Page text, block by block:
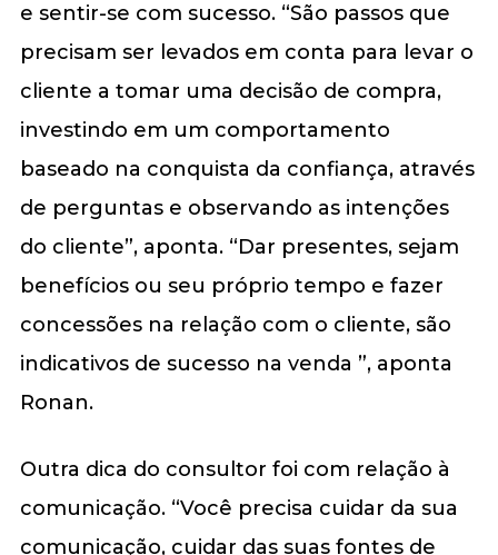
e sentir-se com sucesso. “São passos que
precisam ser levados em conta para levar o
cliente a tomar uma decisão de compra,
investindo em um comportamento
baseado na conquista da confiança, através
de perguntas e observando as intenções
do cliente”, aponta. “Dar presentes, sejam
benefícios ou seu próprio tempo e fazer
concessões na relação com o cliente, são
indicativos de sucesso na venda ”, aponta
Ronan.
Outra dica do consultor foi com relação à
comunicação. “Você precisa cuidar da sua
comunicação, cuidar das suas fontes de